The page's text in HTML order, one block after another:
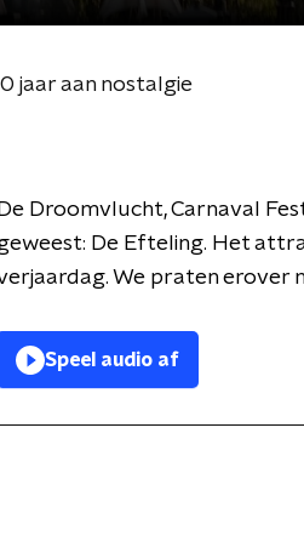
jaar aan nostalgie
De Droomvlucht, Carnaval
De Efteling. Het
We praten erover
Speel audio af